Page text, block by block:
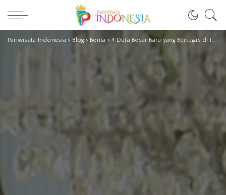
Pariwisata Indonesia > Blog > Berita >4 Duta Besar Baru yang Bertugas di Indonesia, Ini Daftarnya